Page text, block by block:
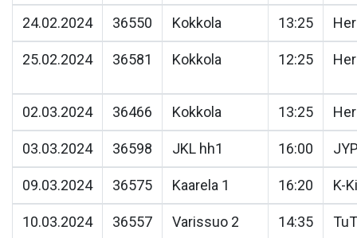
24.02.2024 36550 Kokkola 13:25
25.02.2024 36581 Kokkola 12:25
02.03.2024 36466 Kokkola 13:25
03.03.2024 36598 JKL hh1 16:00
09.03.2024 36575 Kaarela 1 16:20 K-
10.03.2024 36557 Varissuo 2 14:35